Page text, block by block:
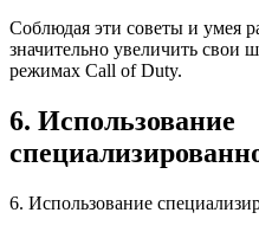
Соблюдая эти советы и умея
значительно увеличить свои
режимах Call of Duty.
6. Использование
6. Использование